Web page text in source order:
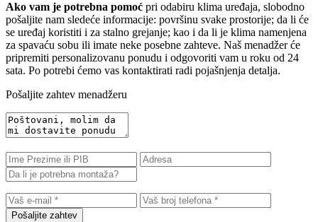
Ako vam je potrebna pomoć pri odabiru klima uređaja, slobodno
pošaljite nam sledeće informacije: površinu svake prostorije; da li će
se uređaj koristiti i za stalno grejanje; kao i da li je klima namenjena
za spavaću sobu ili imate neke posebne zahteve. Naš menadžer će
pripremiti personalizovanu ponudu i odgovoriti vam u roku od 24
sata. Po potrebi ćemo vas kontaktirati radi pojašnjenja detalja.
Pošaljite zahtev menadžeru
Pošaljite zahtev